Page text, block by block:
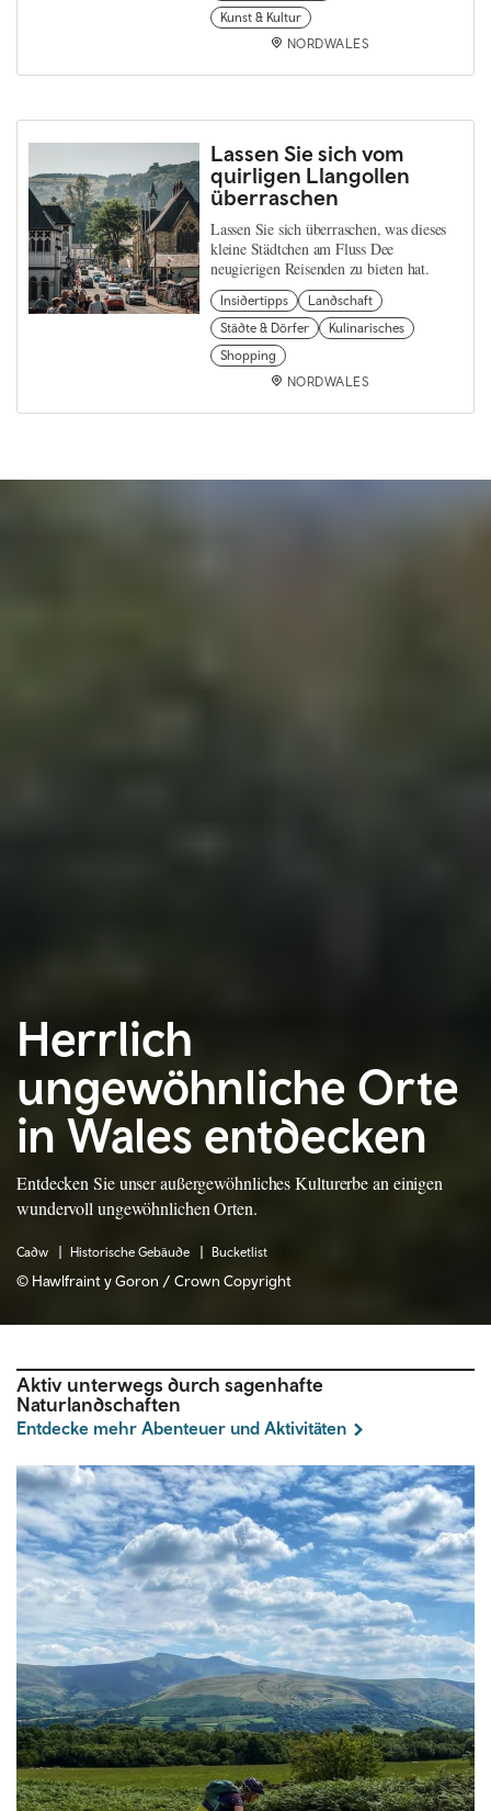
Kunst & Kultur
NORDWALES
Lassen Sie sich vom
quirligen Llangollen
überraschen
Lassen Sie sich überraschen, was dieses
kleine Städtchen am Fluss Dee
neugierigen Reisenden zu bieten hat.
Insidertipps
Landschaft
Städte & Dörfer
Kulinarisches
Shopping
NORDWALES
Herrlich
ungewöhnliche Orte
in Wales entdecken
Entdecken Sie unser außergewöhnliches Kulturerbe an einigen
wundervoll ungewöhnlichen Orten.
Cadw Historische Gebäude Bucketlist
© Hawlfraint y Goron / Crown Copyright
Aktiv unterwegs durch sagenhafte
Naturlandschaften
Entdecke mehr Abenteuer und Aktivitäten